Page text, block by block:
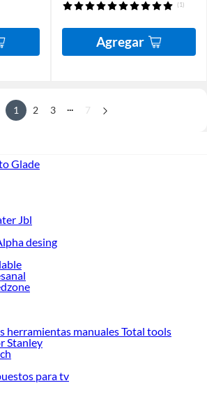
(1)
Agregar
1 2 3 ... 7
Glade
Jbl
desing
herramientas manuales Total tools
Stanley
para tv